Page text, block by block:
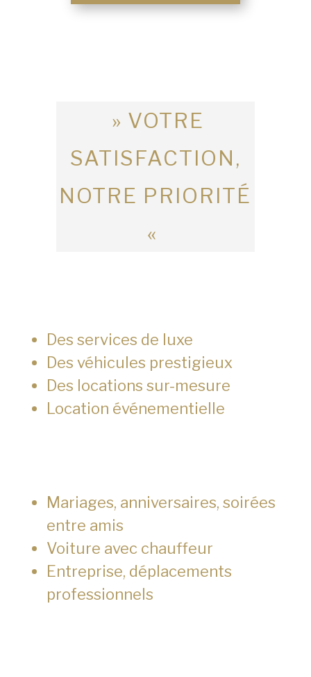
» VOTRE
SATISFACTION,
NOTRE PRIORITÉ
«
Des services de luxe
Des véhicules prestigieux
Des locations sur-mesure
Location événementielle
Mariages, anniversaires, soirées
entre amis
Voiture avec chauffeur
Entreprise, déplacements
professionnels